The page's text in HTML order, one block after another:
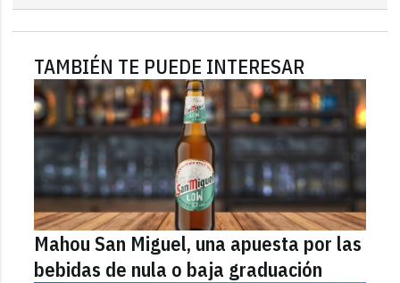
TAMBIÉN TE PUEDE INTERESAR
Mahou San Miguel, una apuesta por las
bebidas de nula o baja graduación